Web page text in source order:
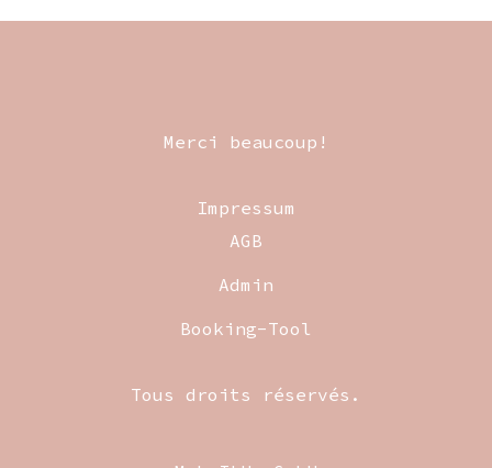
Merci beaucoup!
Impressum
AGB
Admin
Booking-Tool
Tous droits réservés.